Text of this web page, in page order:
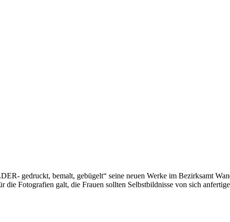
gedruckt, bemalt, gebügelt“ seine neuen Werke im Bezirksamt
Fotografien galt, die Frauen sollten Selbstbildnisse von sich